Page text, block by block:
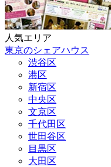
人気エリア
東京のシェアハウス
渋谷区
港区
新宿区
中央区
文京区
千代田区
世田谷区
目黒区
大田区